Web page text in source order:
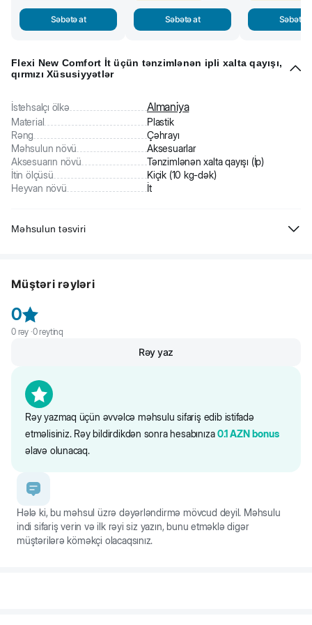
Səbətə at Səbətə at Səbətə
Flexi New Comfort İt üçün tənzimlənən ipli xalta qayışı,
qırmızı Xüsusiyyətlər
İstehsalçı ölkə Almaniya
Material
Plastik
Rəng
Çəhrayı
Məhsulun növü
Aksesuarlar
Aksesuarın növü
Tənzimlənən xalta qayışı (İp)
İtin ölçüsü
Kiçik (10 kg-dək)
Heyvan növü
İt
Məhsulun təsviri
Uzunluğu 3 m
8 kq-dək itlər, pişiklər və digər kiçik heyvanlar üçün
Cib formatı
Rahat əyləc sistemi
Müştəri rəyləri
0
0rəy ·0reytinq
Rəy yazmaq üçün əvvəlcə məhsulu sifariş edib istifadə
etməlisiniz. Rəy bildirdikdən sonra hesabınıza0.1 AZN bonus
əlavə olunacaq.
Rəy yaz
Hələ ki, bu məhsul üzrə dəyərləndirmə mövcud deyil. Məhsulu
indi sifariş verin və ilk rəyi siz yazın, bunu etməklə digər
müştərilərə köməkçi olacaqsınız.